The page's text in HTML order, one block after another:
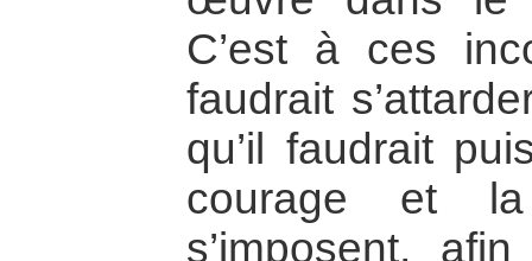
C’est à ces
faudrait
qu’il faudrait
courage et la
s’imposent,